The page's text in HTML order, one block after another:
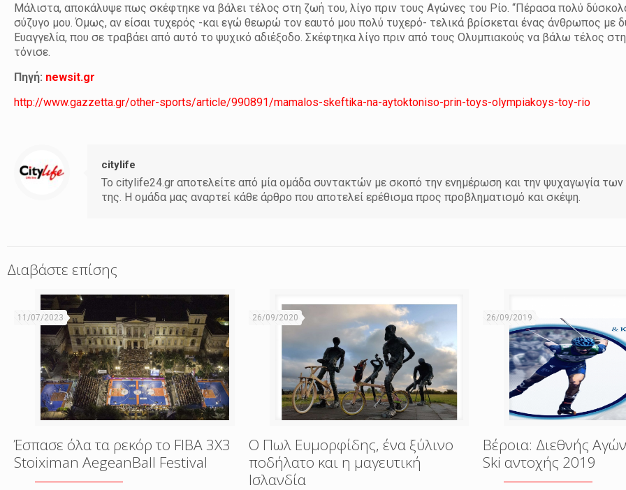
Μάλιστα, αποκάλυψε πως σκέφτηκε να βάλει τέλος στη ζωή του, λίγο πριν τους Αγώνες του Ρίο. “Πέρασα πολύ
σύζυγο μου. Όμως, αν είσαι τυχερός -και εγώ θεωρώ τον εαυτό μου πολύ τυχερό- τελικά βρίσκεται ένας άνθρωπος με
Ευαγγελία, που σε τραβάει από αυτό το ψυχικό αδιέξοδο. Σκέφτηκα λίγο πριν από τους Ολυμπιακούς να βάλω τέλος
τόνισε.
Πηγή: newsit.gr
http://www.gazzetta.gr/other-sports/article/990891/mamalos-skeftika-na-aytoktoniso-prin-toys-olympiakoys-toy-rio
citylife
Το citylife24.gr αποτελείτε από μία ομάδα συντακτών με σκοπό την ενημέρωση και την ψυχαγωγία
της. Η ομάδα μας αναρτεί κάθε άρθρο που αποτελεί ερέθισμα προς προβληματισμό και σκέψη.
Διαβάστε επίσης
11/07/2023
Έσπασε όλα τα ρεκόρ το FIBA 3X3
Stoiximan AegeanBall Festival
26/09/2020
Ο Πωλ Ευμορφίδης, ένα ξύλινο
ποδήλατο και η μαγευτική
Ισλανδία
26/09/2019
Βέροια: Διεθνής
Ski αντοχής 2019